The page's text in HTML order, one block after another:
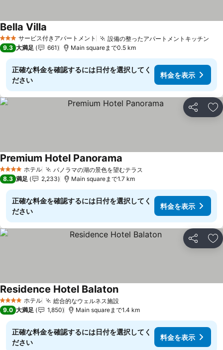
3 ホテルのランク
サービス付きアパートメント 設備の整ったアパートメントキッチン
Bella Villa
9.3 大満足 661 Main squareまで0.5 km
正確な料金を確認するには日付を選択してく
ださい
料金を表示
シェア お
4 ホテルのランク
ホテル パノラマの湖の景色を望むテラス
Premium Hotel Panorama
8.3 満足 2,233 Main squareまで1.7 km
正確な料金を確認するには日付を選択してく
ださい
料金を表示
シェア お
4 ホテルのランク
ホテル 総合的なウェルネス施設
Residence Hotel Balaton
9.0 大満足 1,850 Main squareまで1.4 km
正確な料金を確認するには日付を選択してく
ださい
料金を表示